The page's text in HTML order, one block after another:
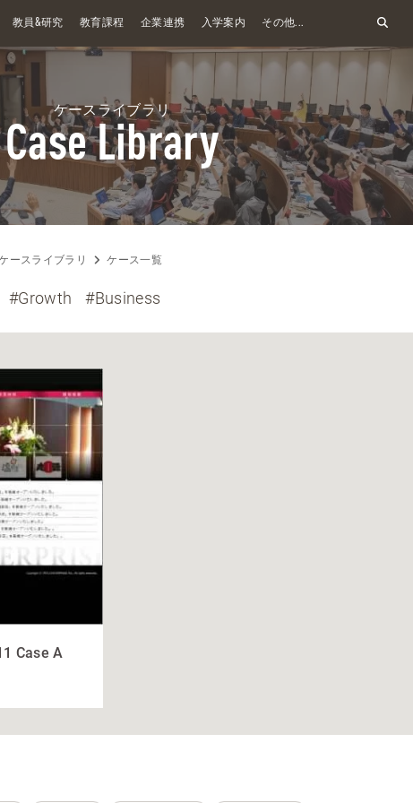
教員&研究 教育課程 企業連携 入学案内 その他...
ケースライブラリ
Case Library
ースライブラリ ケース一覧
#Growth #Business
Case A